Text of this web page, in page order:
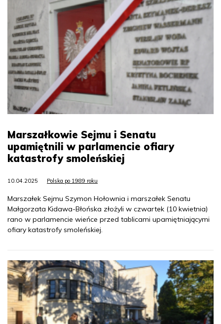
Marszałkowie Sejmu i Senatu
upamiętnili w parlamencie ofiary
katastrofy smoleńskiej
10.04.2025 Polska po 1989 roku
Marszałek Sejmu Szymon Hołownia i marszałek Senatu
Małgorzata Kidawa-Błońska złożyli w czwartek (10 kwietnia)
rano w parlamencie wieńce przed tablicami upamiętniającymi
ofiary katastrofy smoleńskiej.